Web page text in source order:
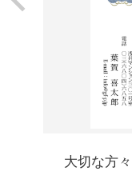
大切な方